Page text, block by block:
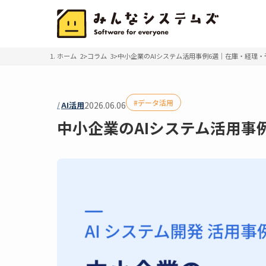
ホーム コラム 中小企業のAIシステム活用事例6選｜在庫・経理・
AI活用2026.06.06 データ活用
中小企業のAIシステム活用事